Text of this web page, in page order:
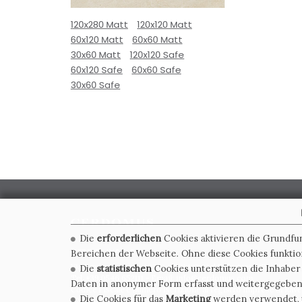
120x280 Matt
120x120 Matt
60x120 Matt
60x60 Matt
30x60 Matt
120x120 Safe
60x120 Safe
60x60 Safe
30x60 Safe
CERDOMUS S.R.L.
Via Emilia Ponente, 1000 - 48014 Castel Bolognese (RA) Italy
Tel. +39.0546.652111 - Email: info@cerdomus.com
Codice Fiscale e numero iscrizione al registro imprese di
Die erforderlichen Cookies aktivieren die
Bereichen der Webseite. Ohne diese Cookies
Die statistischen Cookies unterstützen die
Daten in anonymer Form erfasst und
Die Cookies für das Marketingwerden verwendet,